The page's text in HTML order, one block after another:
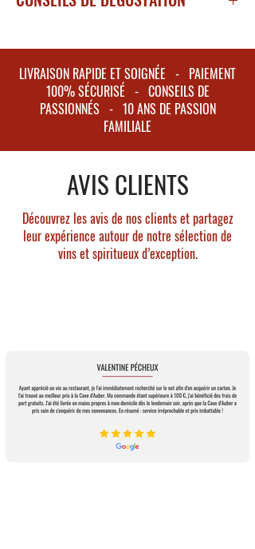
Degré d'alcool : 61%
Vanille, fruits exotiques (ananas,
banane), plantes aromatiques, gingembre
d'agrumes (citron, pamplemousse), de noix de
coco, miel, puis une magnifique séquence
herbacée.
Finale :Longue, fraîche, légèrement sucrée.
pour libérer les arômes.
LIVRAISON RAPIDE ET SOIGNÉE - PAIEMENT
100% SÉCURISÉ - CONSEILS DE
PASSIONNÉS - 10 ANS DE PASSION
FAMILIALE
AVIS CLIENTS
Découvrez les avis de nos clients et partagez
leur expérience autour de notre sélection de
vins et spiritueux d’exception.